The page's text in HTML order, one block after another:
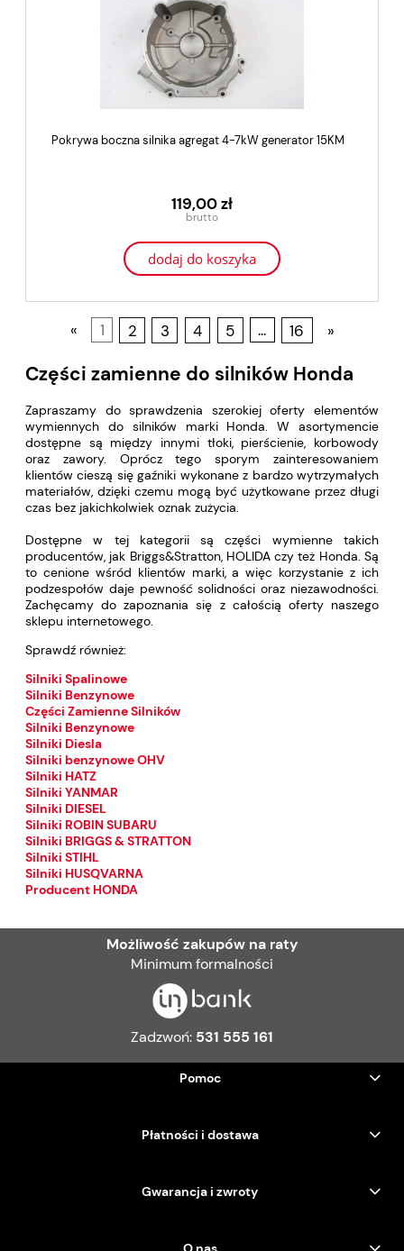
Pokrywa boczna silnika agregat 4-7kW generator 15KM
119,00 zł
dodaj do koszyka
« 1 2 3 4 5 ... 16 »
Części zamienne do silników Honda
Zapraszamy do sprawdzenia szerokiej oferty elementów
wymiennych do silników marki Honda. W asortymencie
dostępne są między innymi tłoki, pierścienie, korbowody
oraz zawory. Oprócz tego sporym zainteresowaniem
klientów cieszą się gaźniki wykonane z bardzo wytrzymałych
materiałów, dzięki czemu mogą być użytkowane przez długi
czas bez jakichkolwiek oznak zużycia.
Dostępne w tej kategorii są części wymienne takich
producentów, jak Briggs&Stratton, HOLIDA czy też Honda. Są
to cenione wśród klientów marki, a więc korzystanie z ich
podzespołów daje pewność solidności oraz niezawodności.
Zachęcamy do zapoznania się z całością oferty naszego
sklepu internetowego.
Sprawdź również:
Silniki Spalinowe
Silniki Benzynowe
Części Zamienne Silników
Silniki Benzynowe
Silniki Diesla
Silniki benzynowe OHV
Silniki HATZ
Silniki YANMAR
Silniki DIESEL
Silniki ROBIN SUBARU
Silniki BRIGGS & STRATTON
Silniki STIHL
Silniki HUSQVARNA
Producent HONDA
Możliwość zakupów na raty
Minimum formalności
Zadzwoń: 531 555 161
Pomoc
Płatności i dostawa
Gwarancja i zwroty